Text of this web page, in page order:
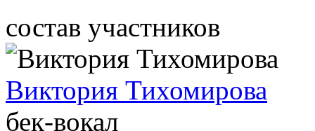
состав участников
Виктория Тихомирова
бек-вокал